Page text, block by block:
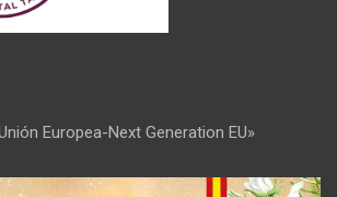
Europea-Next Generation EU»